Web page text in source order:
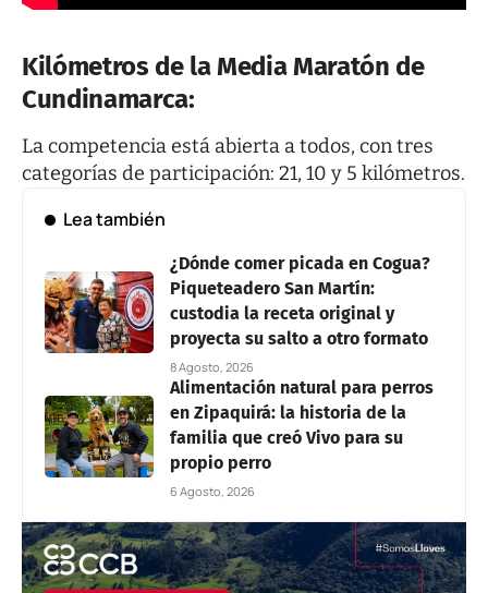
Kilómetros de la Media Maratón de
Cundinamarca:
La competencia está abierta a todos, con tres
categorías de participación: 21, 10 y 5 kilómetros.
Lea también
¿Dónde comer picada en Cogua?
Piqueteadero San Martín:
custodia la receta original y
proyecta su salto a otro formato
8 Agosto, 2026
Alimentación natural para perros
en Zipaquirá: la historia de la
familia que creó Vivo para su
propio perro
6 Agosto, 2026